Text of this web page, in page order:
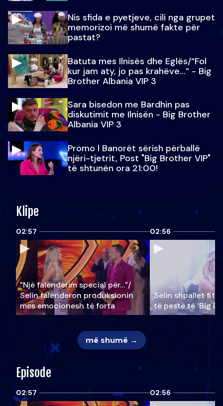
Nis sfida e pyetjeve, cili nga grupet
memorizoi më shumë fakte për
pastat?
Batuta mes Ilnisës dhe Eglës/“Fol
kur jam aty, jo pas krahëve…” - Big
Brother Albania VIP 3
Sara bisedon me Bardhin pas
diskutimit me Ilnisën - Big Brother
Albania VIP 3
Promo l Banorët sërish përballë
njëri-tjetrit, Post "Big Brother VIP"
të shtunën ora 21:00!
Klipe
02:57
"Një falenderim special për…"/
Selin falënderon produksionin
mes emocionesh të forta
02:56
Selin shpallet
të pestë të ‘Big
më shumë →
Episode
02:57 02:56